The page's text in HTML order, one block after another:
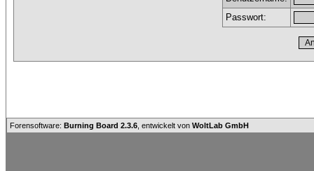
Passwort:
Forensoftware: Burning Board 2.3.6 , entwickelt von WoltLab GmbH